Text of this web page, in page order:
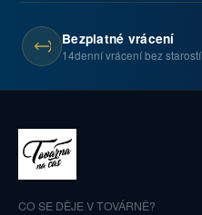
Bezplatné vrácení
14denní vrácení bez starostí
CO SE DĚJE V TOVÁRNĚ?